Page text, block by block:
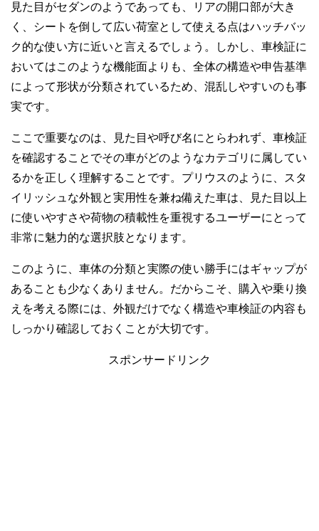
見た目がセダンのようであっても、リアの開口部が大き
く、シートを倒して広い荷室として使える点はハッチバッ
ク的な使い方に近いと言えるでしょう。しかし、車検証に
おいてはこのような機能面よりも、全体の構造や申告基準
によって形状が分類されているため、混乱しやすいのも事
実です。
ここで重要なのは、見た目や呼び名にとらわれず、車検証
を確認することでその車がどのようなカテゴリに属してい
るかを正しく理解することです。プリウスのように、スタ
イリッシュな外観と実用性を兼ね備えた車は、見た目以上
に使いやすさや荷物の積載性を重視するユーザーにとって
非常に魅力的な選択肢となります。
このように、車体の分類と実際の使い勝手にはギャップが
あることも少なくありません。だからこそ、購入や乗り換
えを考える際には、外観だけでなく構造や車検証の内容も
しっかり確認しておくことが大切です。
スポンサードリンク